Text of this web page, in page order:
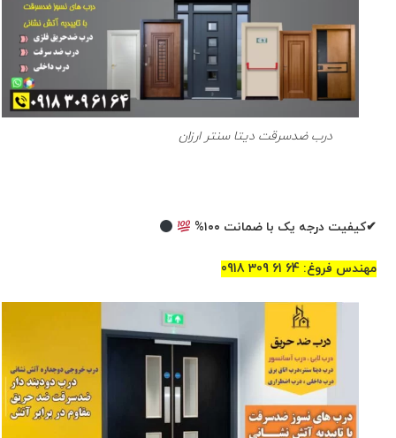
درب ضدسرقت دیتا سنتر ارزان
✔کیفیت درجه یک با ضمانت ۱۰۰%
مهندس فروغ: 64 61 309 0918